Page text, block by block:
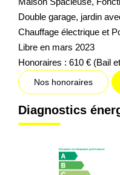
Double garage, jardin
Chauffage électrique et
Libre en mars 2023
Honoraires : 610 € (Bail
Nos honoraires
Diagnostics